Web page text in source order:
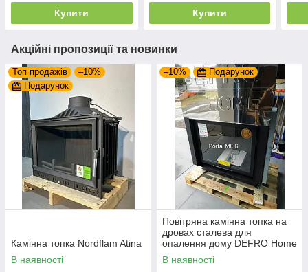
Купити Купити
Акційні пропозиції та новинки
Топ продажів
–10%
Подарунок
Камінна топка Nordflam Atina
В наявності
–10% Подарунок
Повітряна камінна топка на
дровах сталева для
опалення дому DEFRO Home
PORTAL ME G з підйомними
дверцятами
В наявності